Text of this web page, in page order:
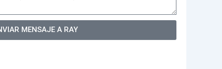
MENSAJE A RAY